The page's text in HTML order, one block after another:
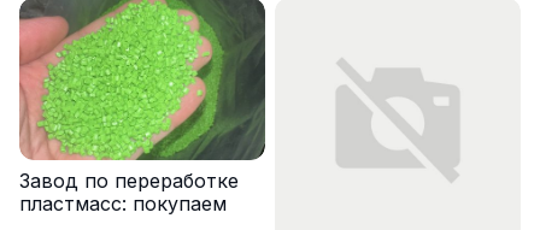
Завод по переработке
пластмасс: покупаем